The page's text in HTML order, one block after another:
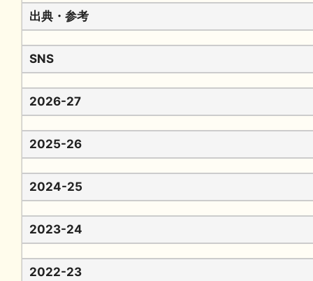
出典・参考
SNS
2026-27
2025-26
2024-25
2023-24
2022-23